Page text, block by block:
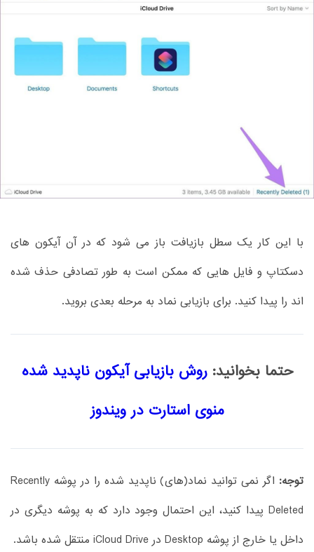
با این کار یک سطل بازیافت باز می شود که در آن آیکون های
دسکتاپ و فایل هایی که ممکن است به طور تصادفی حذف شده
اند را پیدا کنید. برای بازیابی نماد به مرحله بعدی بروید.
حتما بخوانید:روش بازیابی آیکون ناپدید شده
منوی استارت در ویندوز
توجه:
اگر نمی توانید نماد(های) ناپدید شده را در پوشه Recently
Deleted پیدا کنید، این احتمال وجود دارد که به پوشه دیگری در
داخل یا خارج از پوشه Desktop در iCloud Drive منتقل شده باشد.